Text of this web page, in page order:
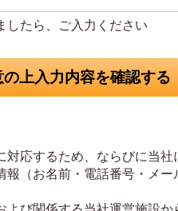
たら、ご入力ください
応するため、ならびに当
（お名前・電話番号・メ